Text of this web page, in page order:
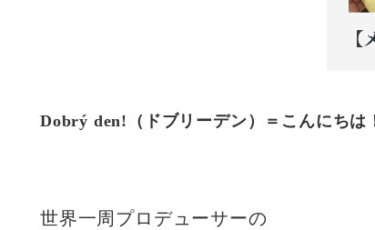
Dobrý den!（ドブリーデン）＝こんにち
世界一周プロデューサーの